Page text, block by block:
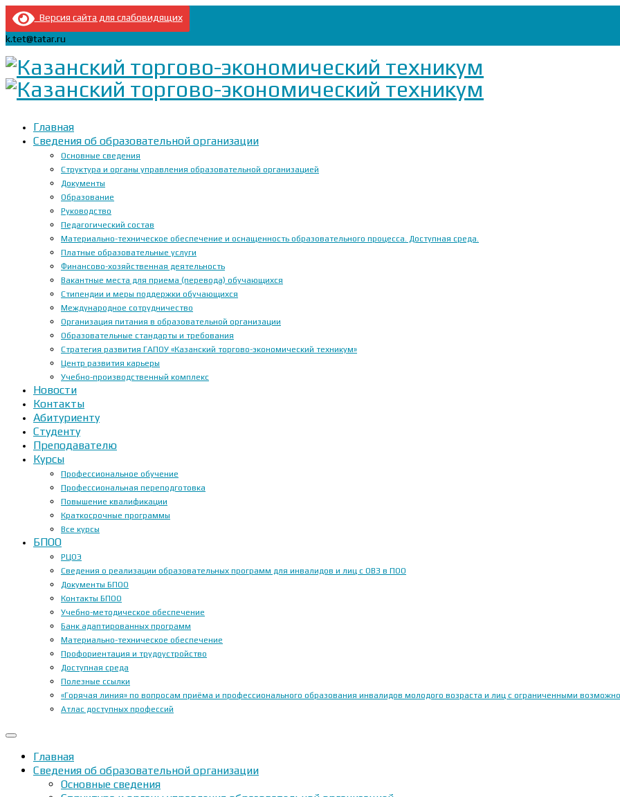
Версия сайта для слабовидящих
k.tet@tatar.ru
Главная
Сведения об образовательной организации
Основные сведения
Структура и органы управления образовательной организацией
Документы
Образование
Руководство
Педагогический состав
Материально-техническое обеспечение и оснащенность образовательного процесса. Доступная среда.
Платные образовательные услуги
Финансово-хозяйственная деятельность
Вакантные места для приема (перевода) обучающихся
Стипендии и меры поддержки обучающихся
Международное сотрудничество
Организация питания в образовательной организации
Образовательные стандарты и требования
Стратегия развития ГАПОУ «Казанский торгово-экономический техникум»
Центр развития карьеры
Учебно-производственный комплекс
Новости
Контакты
Абитуриенту
Студенту
Преподавателю
Курсы
Профессиональное обучение
Профессиональная переподготовка
Повышение квалификации
Краткосрочные программы
Все курсы
БПОО
РЦОЭ
Сведения о реализации образовательных программ для инвалидов и лиц с ОВЗ в ПОО
Документы БПОО
Контакты БПОО
Учебно-методическое обеспечение
Банк адаптированных программ
Материально-техническое обеспечение
Профориентация и трудоустройство
Доступная среда
Полезные ссылки
«Горячая линия» по вопросам приёма и профессионального образования инвалидов молодого возраста и лиц с ограниченными
Атлас доступных профессий
Главная
Сведения об образовательной организации
Основные сведения